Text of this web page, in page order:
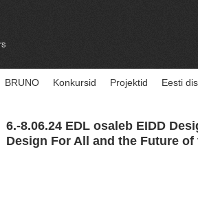
BRUNO Konkursid Projektid Eesti
6.-8.06.24 EDL osaleb EIDD
Design For All and the Future